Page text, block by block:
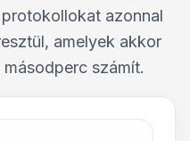
azonnal
amelyek akkor
számít.